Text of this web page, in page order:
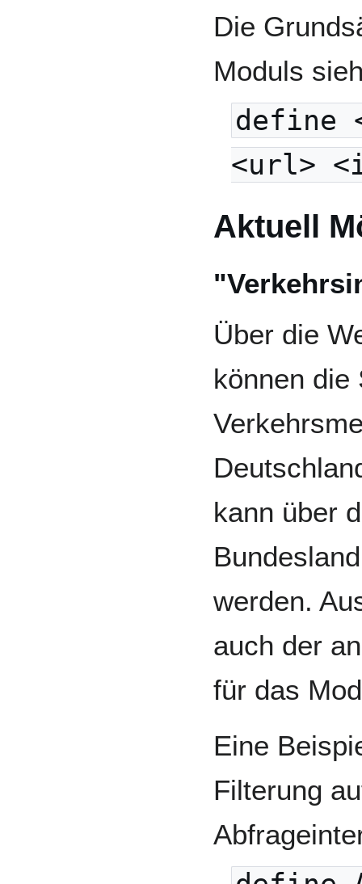
Die
Moduls
define
<url>
Aktuell
Über die
können die
kann über
werden.
auch der
für das
Eine
Filterung